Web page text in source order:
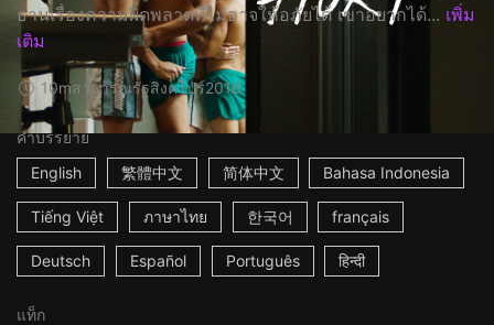
ธานเรื่องความผิดพลาดที่ไม่อาจให้อภัยได้ เขาอยากได้... เพิ่ม
เติม
10mสาธารณรัฐสิงคโปร์2016
คำบรรยาย
English
繁體中文 简体中文 Bahasa Indonesia
Tiếng Việt ภาษาไทย 한국어 français
Deutsch Español Português हिन्दी
แท็ก